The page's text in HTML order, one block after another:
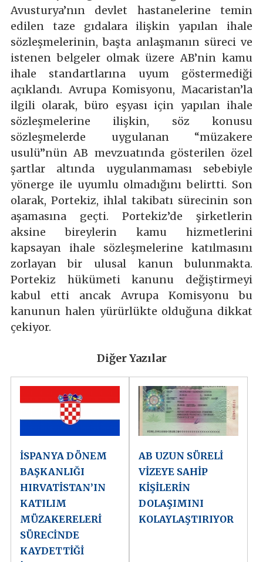
Avusturya’nın devlet hastanelerine temin
edilen taze gıdalara ilişkin yapılan ihale
sözleşmelerinin, başta anlaşmanın süreci ve
istenen belgeler olmak üzere AB’nin kamu
ihale standartlarına uyum göstermediği
açıklandı. Avrupa Komisyonu, Macaristan’la
ilgili olarak, büro eşyası için yapılan ihale
sözleşmelerine ilişkin, söz konusu
sözleşmelerde uygulanan “müzakere
usulü”nün AB mevzuatında gösterilen özel
şartlar altında uygulanmaması sebebiyle
yönerge ile uyumlu olmadığını belirtti. Son
olarak, Portekiz, ihlal takibatı sürecinin son
aşamasına geçti. Portekiz’de şirketlerin
aksine bireylerin kamu hizmetlerini
kapsayan ihale sözleşmelerine katılmasını
zorlayan bir ulusal kanun bulunmakta.
Portekiz hükümeti kanunu değiştirmeyi
kabul etti ancak Avrupa Komisyonu bu
kanunun halen yürürlükte olduğuna dikkat
çekiyor.
Diğer Yazılar
İSPANYA DÖNEM
BAŞKANLIĞI
HIRVATİSTAN’IN
KATILIM
MÜZAKERELERİ
SÜRECİNDE
KAYDETTİĞİ
AB UZUN SÜRELİ
VİZEYE SAHİP
KİŞİLERİN
DOLAŞIMINI
KOLAYLAŞTIRIYOR